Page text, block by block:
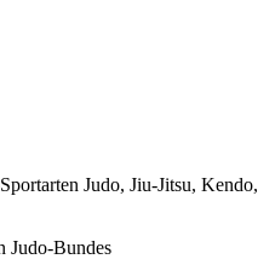
Judo, Jiu-Jitsu, Kendo,
Judo-Bundes